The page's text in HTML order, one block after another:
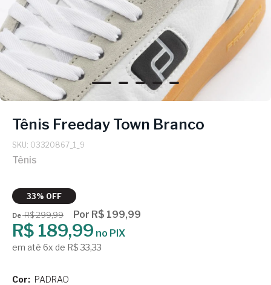
Tênis Freeday Town Branco
SKU: 03320867_1_9
Tênis
33% OFF
DeR$ 299,99 Por R$ 199,99
R$ 189,99 no PIX
em até 6x de R$ 33,33
Cor: PADRAO